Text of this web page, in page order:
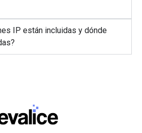
IP están incluidas y dónde